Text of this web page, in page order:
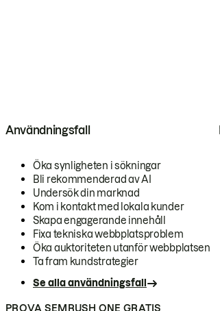
Användningsfall
Öka synligheten i sökningar
Bli rekommenderad av AI
Undersök din marknad
Kom i kontakt med lokala kunder
Skapa engagerande innehåll
Fixa tekniska webbplatsproblem
Öka auktoriteten utanför webbplatsen
Ta fram kundstrategier
Se alla användningsfall
PROVA SEMRUSH ONE GRATIS